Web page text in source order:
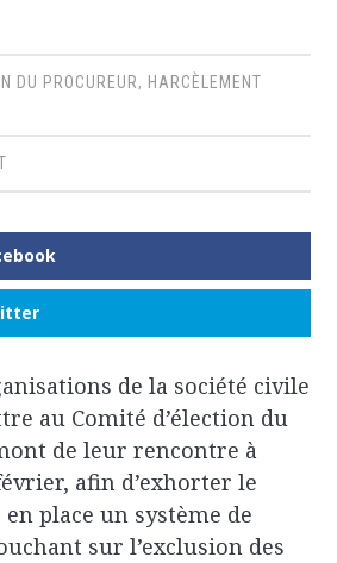
DU PROCUREUR, HARCÈLEMENT
de la société civile
au Comité d’élection du
de leur rencontre à
afin d’exhorter le
place un système de
sur l’exclusion des